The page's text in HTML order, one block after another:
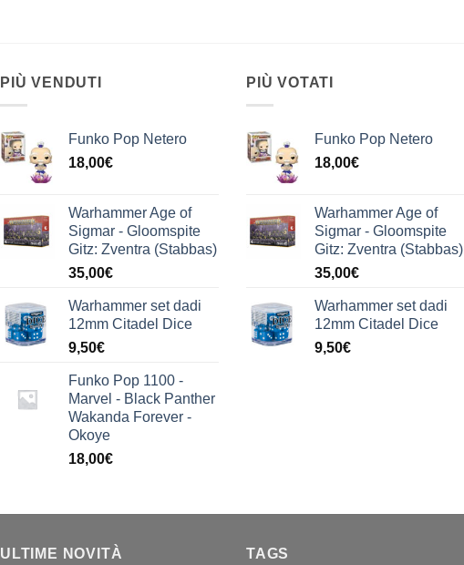
PIÙ VENDUTI
Funko Pop Netero
18,00€
Warhammer Age of
Sigmar - Gloomspite
Gitz: Zventra (Stabbas)
35,00€
Warhammer set dadi
12mm Citadel Dice
9,50€
Funko Pop 1100 -
Marvel - Black Panther
Wakanda Forever -
Okoye
18,00€
PIÙ VOTATI
Funko Pop Netero
18,00€
Warhammer Age of
Sigmar - Gloomspite
Gitz: Zventra (Stabbas)
35,00€
Warhammer set dadi
12mm Citadel Dice
9,50€
ULTIME NOVITÀ TAGS